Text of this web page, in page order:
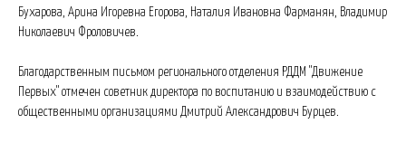
Бухарова, Арина Игоревна Егорова, Наталия Ивановна Фарманян, Владимир
Николаевич Фроловичев.
Благодарственным письмом регионального отделения РДДМ "Движение
Первых" отмечен советник директора по воспитанию и взаимодействию с
общественными организациями Дмитрий Александрович Бурцев.